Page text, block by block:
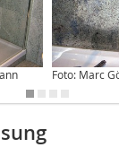
Foto: Marc